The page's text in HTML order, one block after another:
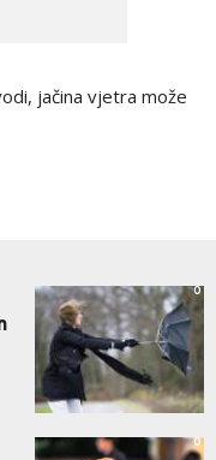
jačina vjetra može
0
0